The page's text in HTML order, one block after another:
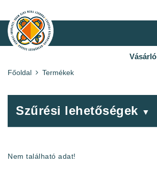
Vásárló
Főoldal Termékek
Szűrési lehetőségek ▼
Nem található adat!